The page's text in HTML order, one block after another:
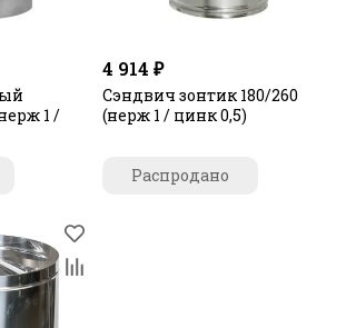
1 /
4 914 ₽
Сэндвич зонтик 180/260
(нерж 1 / цинк 0,5)
Распродано